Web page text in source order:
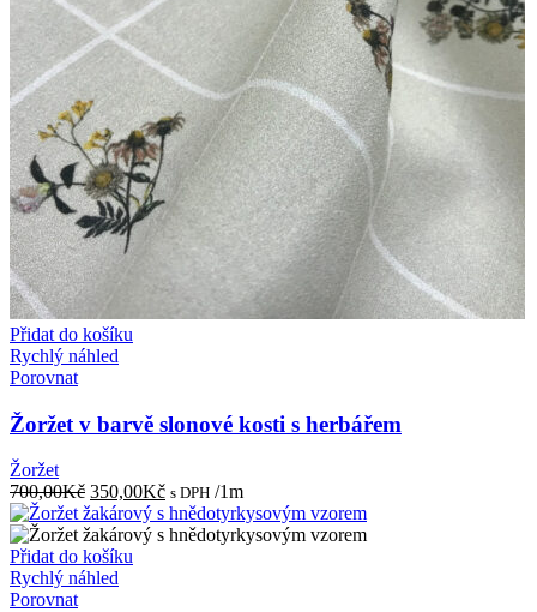
Přidat do košíku
Rychlý náhled
Porovnat
Žoržet v barvě slonové kosti s herbářem
Žoržet
700,00Kč Původní
cena
byla:
700,00Kč.
350,00KčAktuální
cena
je:
s DPH /1m
Přidat do košíku
Rychlý náhled
Porovnat